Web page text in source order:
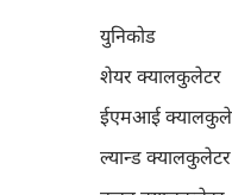
युनिकोड
शेयर क्यालकुलेटर
ईएमआई
ल्यान्ड क्यालकुलेटर